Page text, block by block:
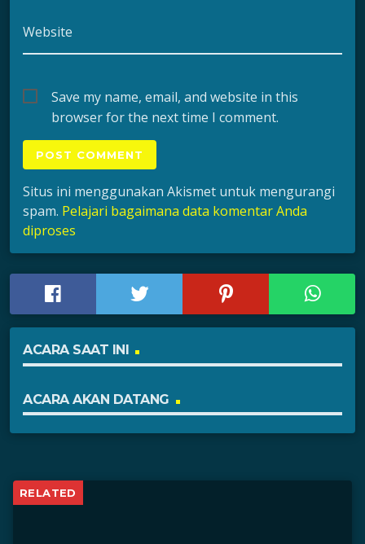
Website
Save my name, email, and website in this
browser for the next time I comment.
Situs ini menggunakan Akismet untuk mengurangi
spam. Pelajari bagaimana data komentar Anda
diproses
ACARA SAAT INI
ACARA AKAN DATANG
RELATED